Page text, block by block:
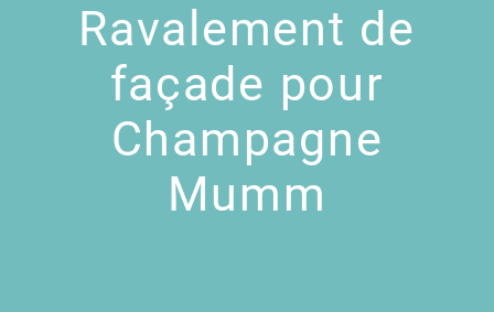
Ravalement de
façade pour
Champagne
Mumm